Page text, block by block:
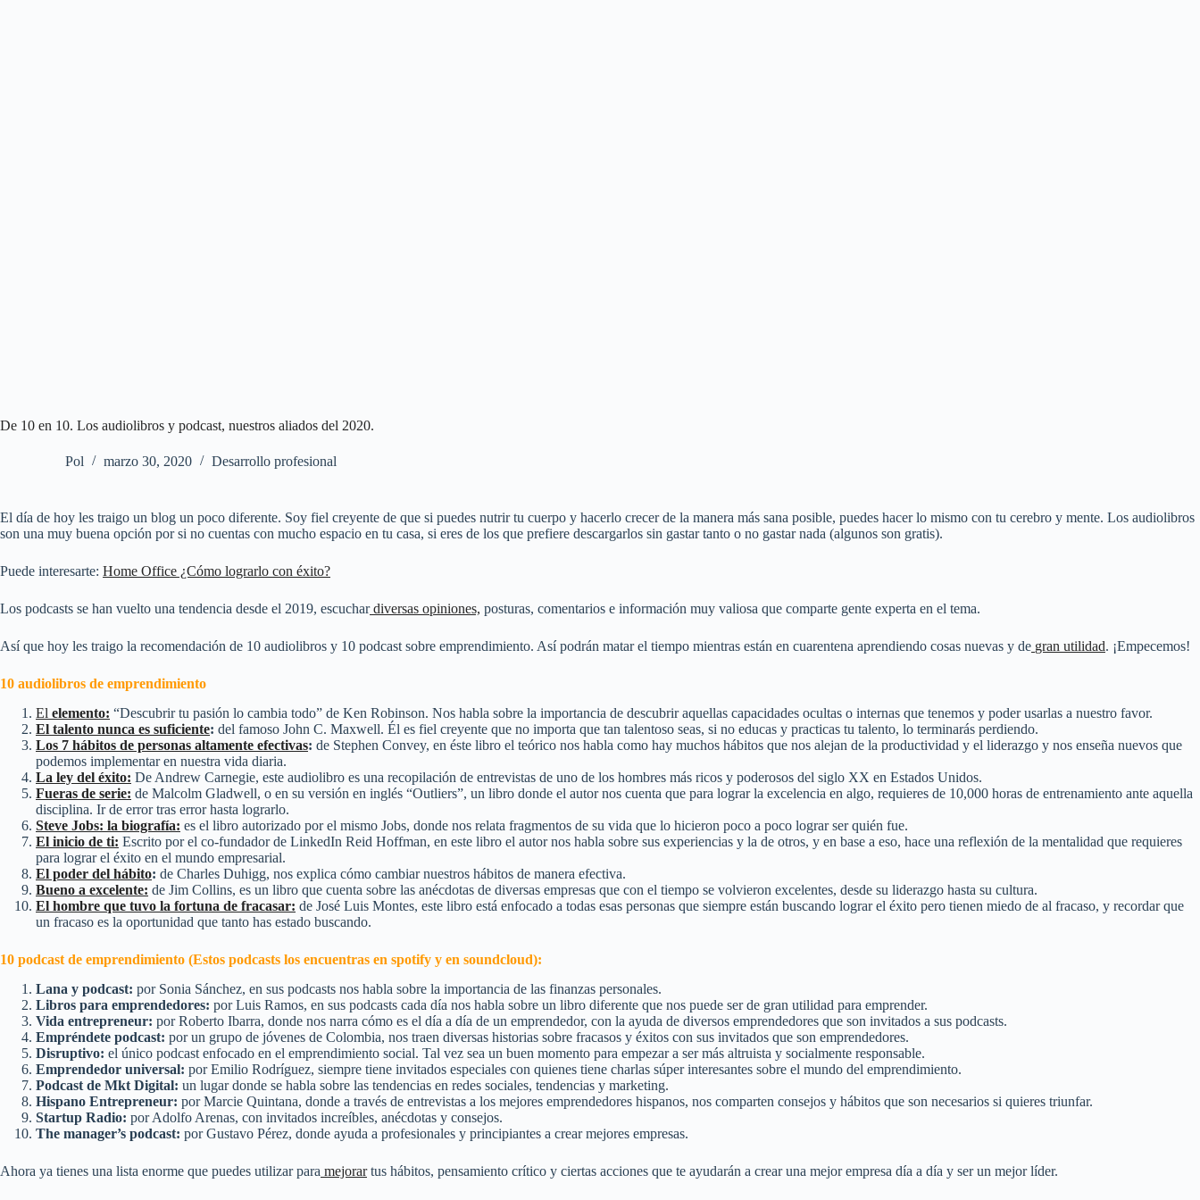
De 10 en 10. Los audiolibros y podcast, nuestros aliados del 2020.
Pol marzo 30, 2020 Desarrollo profesional
El día de hoy les traigo un blog un poco diferente. Soy fiel creyente de que si puedes nutrir tu cuerpo y hacerlo crecer de la manera más sana posible, puedes hacer lo mismo con tu cerebro y mente. Los audiolibros
son una muy buena opción por si no cuentas con mucho espacio en tu casa, si eres de los que prefiere descargarlos sin gastar tanto o no gastar nada (algunos son gratis).
Puede interesarte: Home Office ¿Cómo lograrlo con éxito?
Los podcasts se han vuelto una tendencia desde el 2019, escuchar diversas opiniones, posturas, comentarios e información muy valiosa que comparte gente experta en el tema.
Así que hoy les traigo la recomendación de 10 audiolibros y 10 podcast sobre emprendimiento. Así podrán matar el tiempo mientras están en cuarentena aprendiendo cosas nuevas y de gran utilidad. ¡Empecemos!
10 audiolibros de emprendimiento
El elemento: “Descubrir tu pasión lo cambia todo” de Ken Robinson. Nos habla sobre la importancia de descubrir aquellas capacidades ocultas o internas que tenemos y poder usarlas a nuestro favor.
El talento nunca es suficiente: del famoso John C. Maxwell. Él es fiel creyente que no importa que tan talentoso seas, si no educas y practicas tu talento, lo terminarás perdiendo.
Los 7 hábitos de personas altamente efectivas: de Stephen Convey, en éste libro el teórico nos habla como hay muchos hábitos que nos alejan de la productividad y el liderazgo y nos enseña nuevos que
podemos implementar en nuestra vida diaria.
La ley del éxito: De Andrew Carnegie, este audiolibro es una recopilación de entrevistas de uno de los hombres más ricos y poderosos del siglo XX en Estados Unidos.
Fueras de serie: de Malcolm Gladwell, o en su versión en inglés “Outliers”, un libro donde el autor nos cuenta que para lograr la excelencia en algo, requieres de 10,000 horas de entrenamiento ante aquella
disciplina. Ir de error tras error hasta lograrlo.
Steve Jobs: la biografía: es el libro autorizado por el mismo Jobs, donde nos relata fragmentos de su vida que lo hicieron poco a poco lograr ser quién fue.
El inicio de ti: Escrito por el co-fundador de LinkedIn Reid Hoffman, en este libro el autor nos habla sobre sus experiencias y la de otros, y en base a eso, hace una reflexión de la mentalidad que requieres
para lograr el éxito en el mundo empresarial.
El poder del hábito: de Charles Duhigg, nos explica cómo cambiar nuestros hábitos de manera efectiva.
Bueno a excelente: de Jim Collins, es un libro que cuenta sobre las anécdotas de diversas empresas que con el tiempo se volvieron excelentes, desde su liderazgo hasta su cultura.
El hombre que tuvo la fortuna de fracasar: de José Luis Montes, este libro está enfocado a todas esas personas que siempre están buscando lograr el éxito pero tienen miedo de al fracaso, y recordar que
un fracaso es la oportunidad que tanto has estado buscando.
10 podcast de emprendimiento (Estos podcasts los encuentras en spotify y en soundcloud):
Lana y podcast: por Sonia Sánchez, en sus podcasts nos habla sobre la importancia de las finanzas personales.
Libros para emprendedores: por Luis Ramos, en sus podcasts cada día nos habla sobre un libro diferente que nos puede ser de gran utilidad para emprender.
Vida entrepreneur: por Roberto Ibarra, donde nos narra cómo es el día a día de un emprendedor, con la ayuda de diversos emprendedores que son invitados a sus podcasts.
Empréndete podcast: por un grupo de jóvenes de Colombia, nos traen diversas historias sobre fracasos y éxitos con sus invitados que son emprendedores.
Disruptivo: el único podcast enfocado en el emprendimiento social. Tal vez sea un buen momento para empezar a ser más altruista y socialmente responsable.
Emprendedor universal: por Emilio Rodríguez, siempre tiene invitados especiales con quienes tiene charlas súper interesantes sobre el mundo del emprendimiento.
Podcast de Mkt Digital: un lugar donde se habla sobre las tendencias en redes sociales, tendencias y marketing.
Hispano Entrepreneur: por Marcie Quintana, donde a través de entrevistas a los mejores emprendedores hispanos, nos comparten consejos y hábitos que son necesarios si quieres triunfar.
Startup Radio: por Adolfo Arenas, con invitados increíbles, anécdotas y consejos.
The manager’s podcast: por Gustavo Pérez, donde ayuda a profesionales y principiantes a crear mejores empresas.
Ahora ya tienes una lista enorme que puedes utilizar para mejorartus hábitos, pensamiento crítico y ciertas acciones que te ayudarán a crear una mejor empresa día a día y ser un mejor líder.